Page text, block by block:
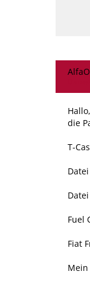
die
T-
Fuel
Fiat
Mein